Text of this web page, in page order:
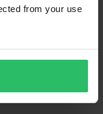
from your use